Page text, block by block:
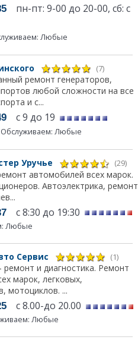
пн-пт: 9-00 до 20-00, сб: с
Любые
(7)
ремонт генераторов,
любой сложности на все
и с...
с 9 до 19
Обслуживаем: Любые
Уручье (29)
автомобилей всех марок.
Автоэлектрика, ремонт
с 8:30 до 19:30
Любые
Сервис (1)
ремонт и диагностика. Ремонт
марок, легковых,
мотоциклов. ...
с 8.00-до 20.00
Любые